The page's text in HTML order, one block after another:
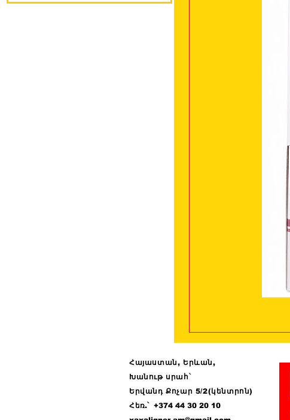
Հայաստան, Երևան,
Խանութ սրահ՝
Երվանդ Քոչար 5/2(կենտրոն)
Հեռ.՝ +374 4430 20 10